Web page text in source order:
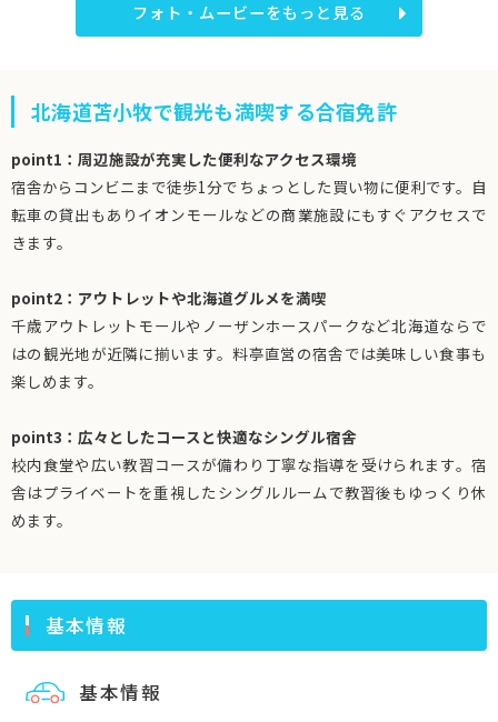
フォト・ムービーをもっと見る
北海道苫小牧で観光も満喫する合宿免許
point1：周辺施設が充実した便利なアクセス環境
宿舎からコンビニまで徒歩1分でちょっとした買い物に便利です。自
転車の貸出もありイオンモールなどの商業施設にもすぐアクセスで
きます。
point2：アウトレットや北海道グルメを満喫
千歳アウトレットモールやノーザンホースパークなど北海道ならで
はの観光地が近隣に揃います。料亭直営の宿舎では美味しい食事も
楽しめます。
point3：広々としたコースと快適なシングル宿舎
校内食堂や広い教習コースが備わり丁寧な指導を受けられます。宿
舎はプライベートを重視したシングルルームで教習後もゆっくり休
めます。
基本情報
基本情報